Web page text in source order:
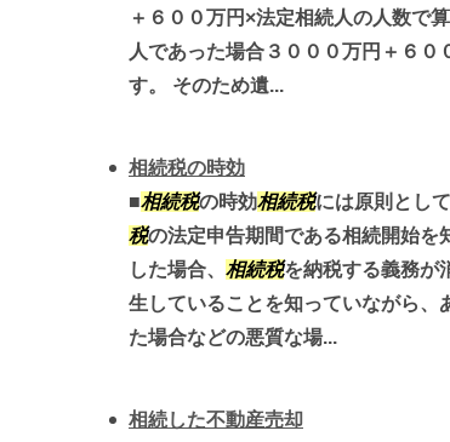
＋６００万円×法定相続人の人数で
人であった場合３０００万円＋６
す。 そのため遺...
相続税の時効
■相続税の時効相続税には原則とし
税の法定申告期間である相続開始を
した場合、 相続税を納税する義務が
生していることを知っていながら、
た場合などの悪質な場...
相続した不動産売却